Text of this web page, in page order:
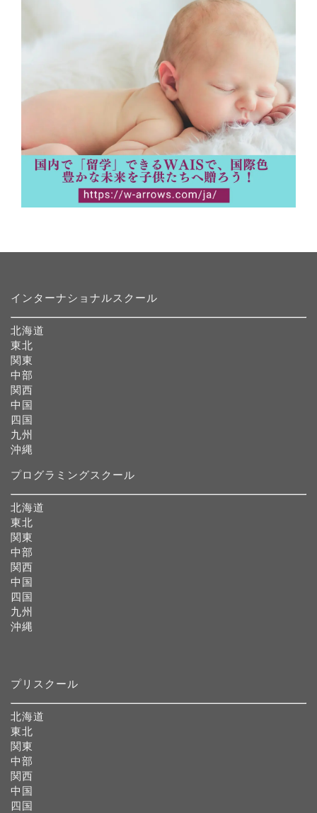
インターナショナルスクール
北海道
東北
関東
中部
関西
中国
四国
九州
沖縄
プログラミングスクール
北海道
東北
関東
中部
関西
中国
四国
九州
沖縄
プリスクール
北海道
東北
関東
中部
関西
中国
四国